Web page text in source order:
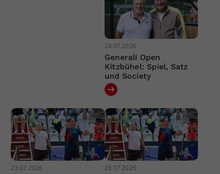
24.07.2026
Generali Open
Kitzbühel: Spiel, Satz
und Society
23.07.2026 23.07.2026